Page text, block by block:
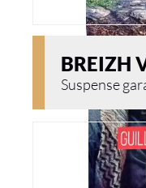
BREIZH
Suspense